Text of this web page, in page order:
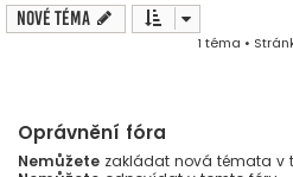
Nové téma
1 téma •
Oprávnění fóra
Nemůžete zakládat nová témata v